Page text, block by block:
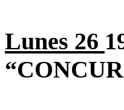
Lunes 26